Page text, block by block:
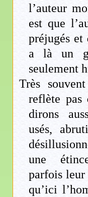
l’auteur
est que
préjugés et
a là un
seulement
Très
reflète pas
dirons
usés,
une
parfois
qu’ici